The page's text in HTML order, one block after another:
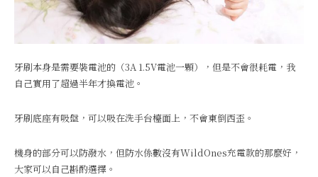
牙刷本身是需要裝電池的（3A 1.5V電池一顆），但是不會很耗電，我
自己實用了超過半年才換電池。
牙刷底座有吸盤，可以吸在洗手台檯面上，不會東倒西歪。
機身的部分可以防潑水，但防水係數沒有WildOnes充電款的那麼好，
大家可以自己斟酌選擇。